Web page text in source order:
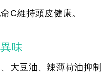
C維持頭皮健康。
味
大豆油、辣薄荷油抑制